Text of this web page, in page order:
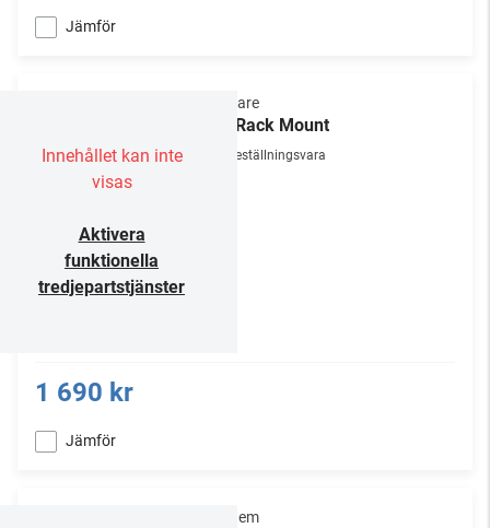
Jämför
Innehållet kan inte
visas
Aktivera
funktionella
tredjepartstjänster
Primare
19" Rack Mount
Beställningsvara
1 690 kr
Jämför
Anthem